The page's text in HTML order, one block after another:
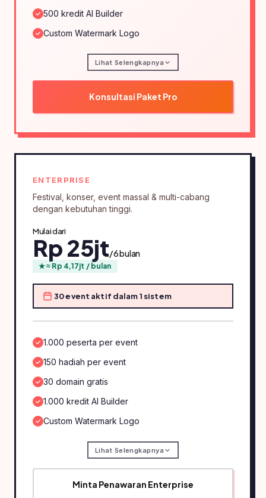
500 kredit AI Builder
Custom Watermark Logo
Lihat Selengkapnya
Konsultasi Paket Pro
ENTERPRISE
Festival, konser, event massal & multi-cabang
dengan kebutuhan tinggi.
Mulai dari
Rp 25jt/ 6 bulan
★ ≈ Rp 4,17jt / bulan
30 event aktif dalam 1 sistem
1.000 peserta per event
150 hadiah per event
30 domain gratis
1.000 kredit AI Builder
Custom Watermark Logo
Lihat Selengkapnya
Minta Penawaran Enterprise